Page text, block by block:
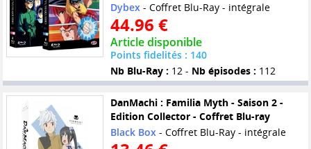
Dybex- Coffret Blu-Ray - intégrale
44.96 €
Article disponible
Points fidelités : 140
Nb Blu-Ray : 12 - Nb épisodes : 112
DanMachi : Familia Myth - Saison 2 -
Edition Collector - Coffret Blu-ray
Black Box- Coffret Blu-Ray - intégrale